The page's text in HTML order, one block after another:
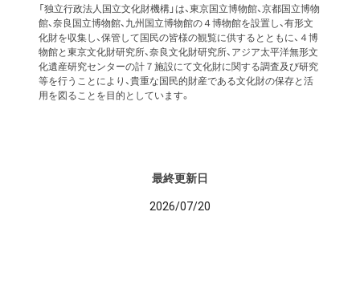
「独立行政法人国立文化財機構」は、東京国立博物館、京都国立博物
館、奈良国立博物館、九州国立博物館の４博物館を設置し、有形文
化財を収集し、保管して国民の皆様の観覧に供するとともに、４博
物館と東京文化財研究所、奈良文化財研究所、アジア太平洋無形文
化遺産研究センターの計７施設にて文化財に関する調査及び研究
等を行うことにより、貴重な国民的財産である文化財の保存と活
用を図ることを目的としています。
最終更新日
2026/07/20